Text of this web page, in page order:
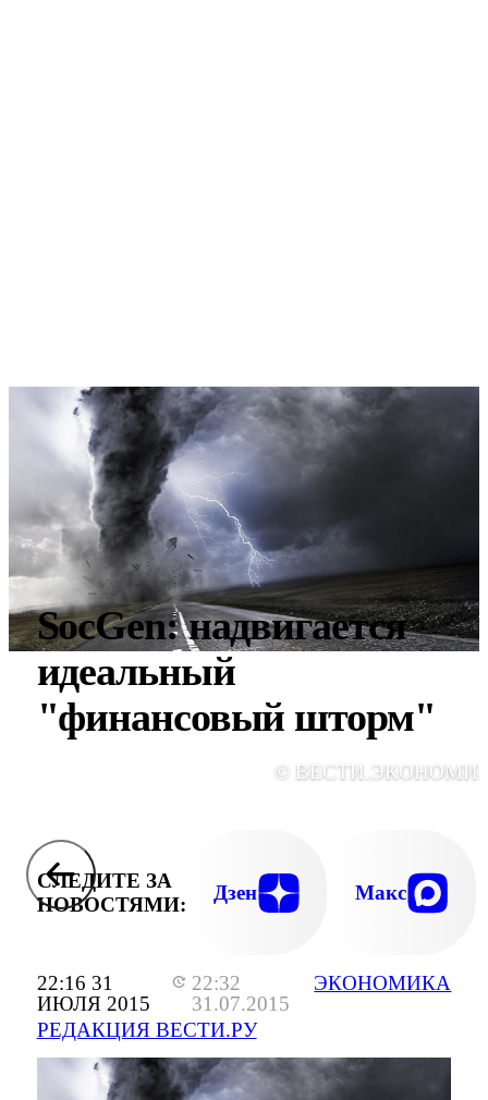
22:16 31
ИЮЛЯ 2015
22:32
31.07.2015
РЕДАКЦИЯ ВЕСТИ.РУ
ЭКОНОМИКА
SocGen: надвигается
идеальный
"финансовый шторм"
©
СЛЕДИТЕ ЗА
НОВОСТЯМИ:
Дзен Макс